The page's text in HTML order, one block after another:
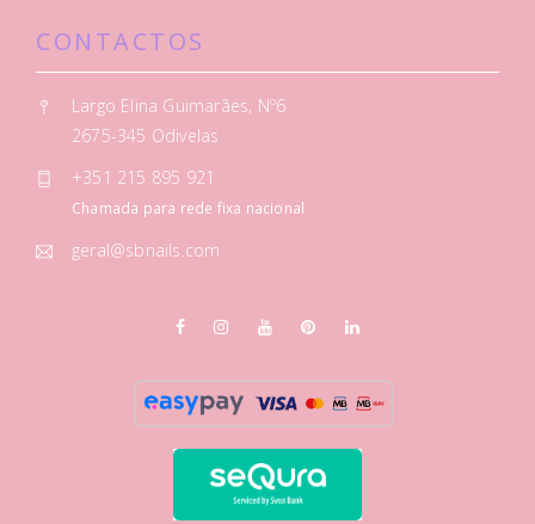
CONTACTOS
Largo Elina Guimarães, Nº6
2675-345 Odivelas
+351 215 895 921
Chamada para rede fixa nacional
geral@sbnails.com